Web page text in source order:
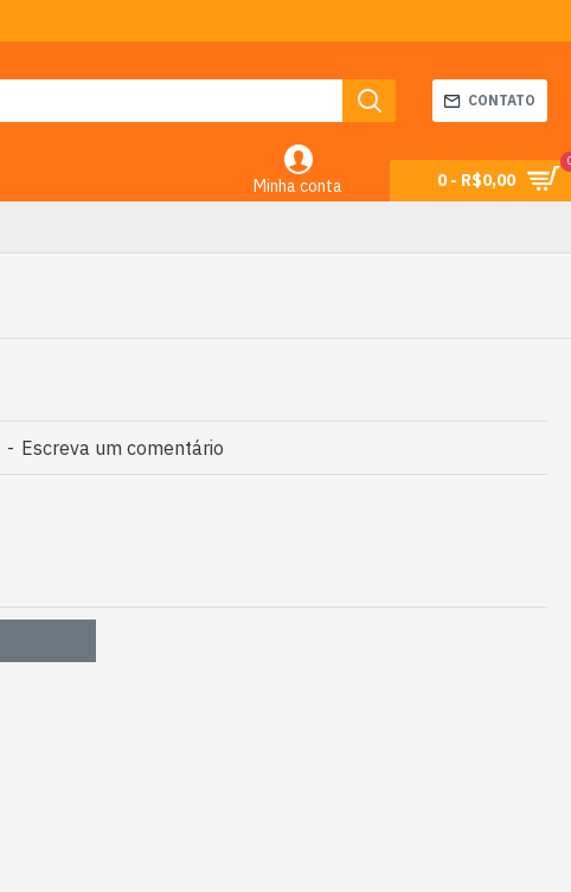
CONTATO
Minha conta 0 - R$0,00
- Escreva um comentário